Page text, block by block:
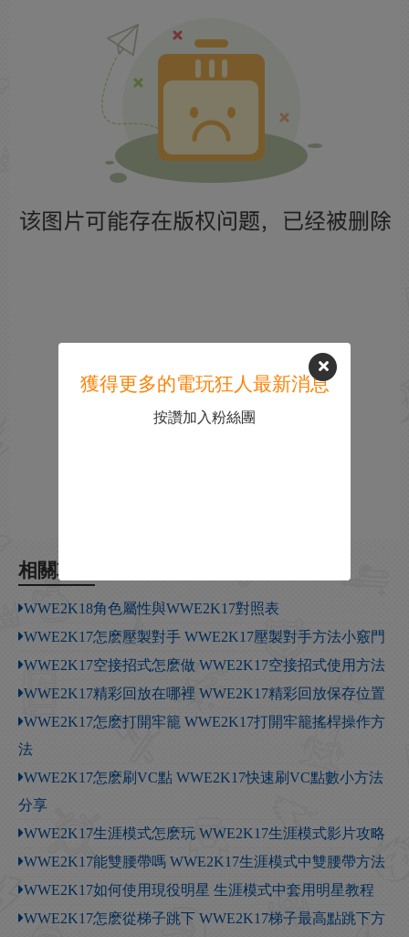
相關攻略
WWE2K18角色屬性與WWE2K17對照表
WWE2K17怎麽壓製對手 WWE2K17壓製對手方法小竅門
WWE2K17空接招式怎麽做 WWE2K17空接招式使用方法
WWE2K17精彩回放在哪裡 WWE2K17精彩回放保存位置
WWE2K17怎麽打開牢籠 WWE2K17打開牢籠搖桿操作方
法
WWE2K17怎麽刷VC點 WWE2K17快速刷VC點數小方法
分享
WWE2K17生涯模式怎麽玩 WWE2K17生涯模式影片攻略
WWE2K17能雙腰帶嗎 WWE2K17生涯模式中雙腰帶方法
WWE2K17如何使用現役明星 生涯模式中套用明星教程
WWE2K17怎麽從梯子跳下 WWE2K17梯子最高點跳下方
獲得更多的電玩狂人最新消息
按讚加入粉絲團